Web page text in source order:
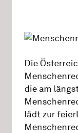
Die
die am
lädt zur